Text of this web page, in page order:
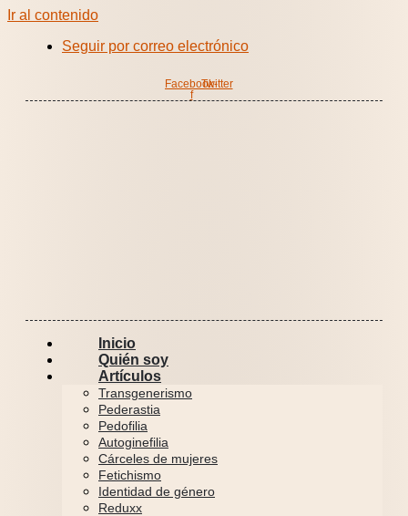
Ir al contenido
Seguir por correo electrónico
Facebook-
f
Twitter
Inicio
Quién soy
Artículos
Transgenerismo
Pederastia
Pedofilia
Autoginefilia
Cárceles de mujeres
Fetichismo
Identidad de género
Reduxx